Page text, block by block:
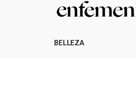
BELLEZA